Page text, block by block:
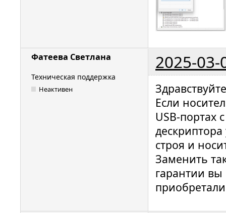
Фатеева Светлана 2025-03-
Техническая поддержка
Неактивен
Если
USB-портах
строя и
Заменить
гарантии